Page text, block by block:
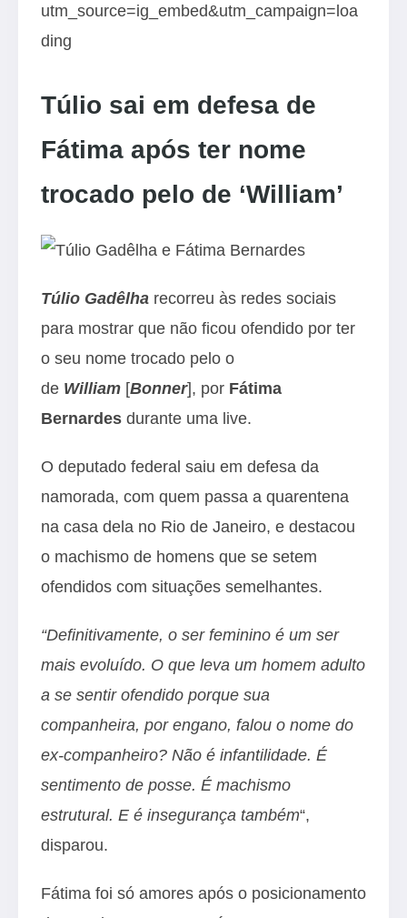
utm_source=ig_embed&utm_campaign=loa
ding
Túlio sai em defesa de
Fátima após ter nome
trocado pelo de ‘William’
Túlio Gadêlha recorreu às redes sociais
para mostrar que não ficou ofendido por ter
o seu nome trocado pelo o
de William [Bonner], por Fátima
Bernardes durante uma live.
O deputado federal saiu em defesa da
namorada, com quem passa a quarentena
na casa dela no Rio de Janeiro, e destacou
o machismo de homens que se setem
ofendidos com situações semelhantes.
“Definitivamente, o ser feminino é um ser
mais evoluído. O que leva um homem adulto
a se sentir ofendido porque sua
companheira, por engano, falou o nome do
ex-companheiro? Não é infantilidade. É
sentimento de posse. É machismo
estrutural. E é insegurança também“,
disparou.
Fátima foi só amores após o posicionamento